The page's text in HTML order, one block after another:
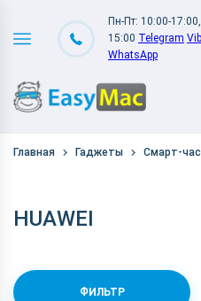
Пн-Пт: 10:00-
15:00 Telegram
WhatsApp
Главная Гаджеты Смарт-
HUAWEI
ФИЛЬТР